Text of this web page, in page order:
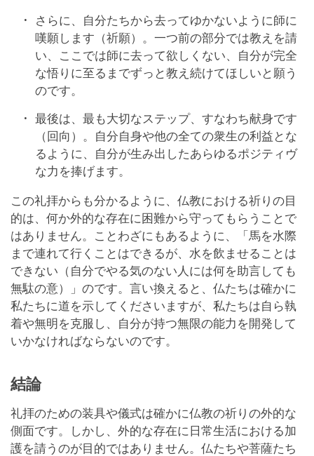
さらに、自分たちから去ってゆかないように師に
嘆願します（祈願）。一つ前の部分では教えを請
い、ここでは師に去って欲しくない、自分が完全
な悟りに至るまでずっと教え続けてほしいと願う
のです。
最後は、最も大切なステップ、すなわち献身です
（回向）。自分自身や他の全ての衆生の利益とな
るように、自分が生み出したあらゆるポジティヴ
な力を捧げます。
この礼拝からも分かるように、仏教における祈りの目
的は、何か外的な存在に困難から守ってもらうことで
はありません。ことわざにもあるように、「馬を水際
まで連れて行くことはできるが、水を飲ませることは
できない（自分でやる気のない人には何を助言しても
無駄の意）」のです。言い換えると、仏たちは確かに
私たちに道を示してくださいますが、私たちは自ら執
着や無明を克服し、自分が持つ無限の能力を開発して
いかなければならないのです。
結論
礼拝のための装具や儀式は確かに仏教の祈りの外的な
側面です。しかし、外的な存在に日常生活における加
護を請うのが目的ではありません。仏たちや菩薩たち